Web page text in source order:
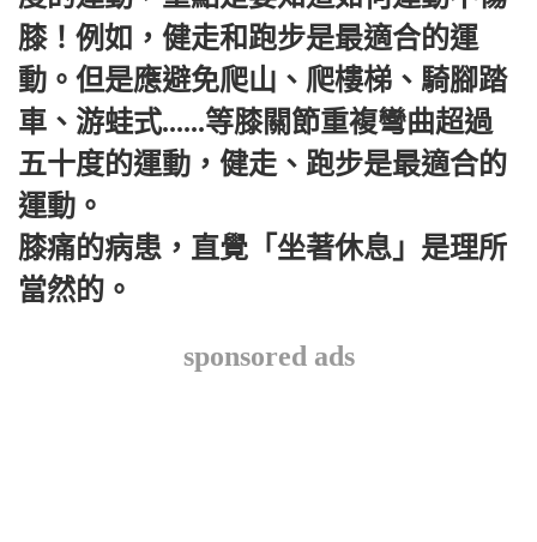
膝！例如，健走和跑步是最適合的運
動。但是應避免爬山、爬樓梯、騎腳踏
車、游蛙式......等膝關節重複彎曲超過
五十度的運動，健走、跑步是最適合的
運動。
膝痛的病患，直覺「坐著休息」是理所
當然的。
sponsored ads